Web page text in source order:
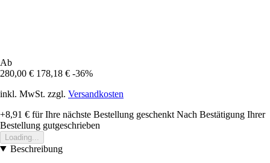
Ab
280,00 € 178,18 € -36%
inkl. MwSt. zzgl. Versandkosten
+8,91 € für Ihre nächste Bestellung geschenkt Nach Bestätigung Ihrer
Bestellung gutgeschrieben
Loading...
Beschreibung